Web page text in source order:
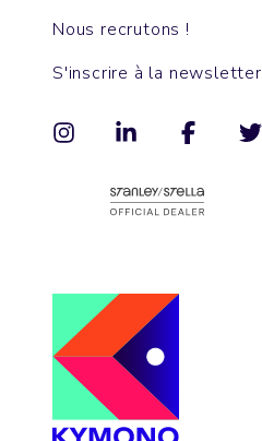
Nous recrutons !
S'inscrire à la newsletter